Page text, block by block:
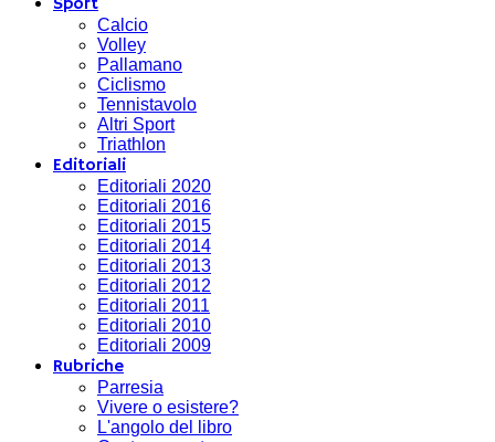
Sport
Calcio
Volley
Pallamano
Ciclismo
Tennistavolo
Altri Sport
Triathlon
Editoriali
Editoriali 2020
Editoriali 2016
Editoriali 2015
Editoriali 2014
Editoriali 2013
Editoriali 2012
Editoriali 2011
Editoriali 2010
Editoriali 2009
Rubriche
Parresia
Vivere o esistere?
L'angolo del libro